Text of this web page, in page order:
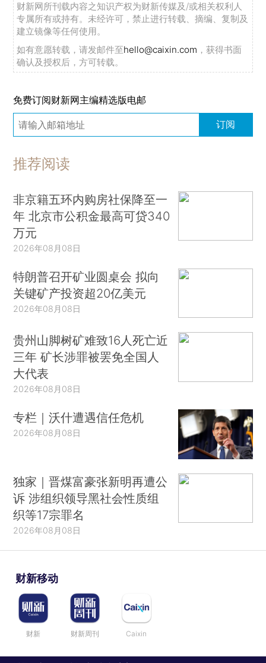
财新网所刊载内容之知识产权为财新传媒及/或相关权利人
专属所有或持有。未经许可，禁止进行转载、摘编、复制及
建立镜像等任何使用。
如有意愿转载，请发邮件至hello@caixin.com ，获得书面
确认及授权后，方可转载。
免费订阅财新网主编精选版电邮
订阅
推荐阅读
非京籍五环内购房社保降至一
年 北京市公积金最高可贷340
万元
2026年08月08日
特朗普召开矿业圆桌会 拟向
关键矿产投资超20亿美元
2026年08月08日
贵州山脚树矿难致16人死亡近
三年 矿长涉罪被罢免全国人
大代表
2026年08月08日
专栏｜沃什遭遇信任危机
2026年08月08日
独家｜晋煤富豪张新明再遭公
诉 涉组织领导黑社会性质组
织等17宗罪名
2026年08月08日
财新移动
财新 财新周刊 Caixin